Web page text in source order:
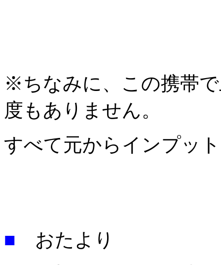
※ちなみに、この携帯
度もありません。
すべて元からインプッ
■ おたより